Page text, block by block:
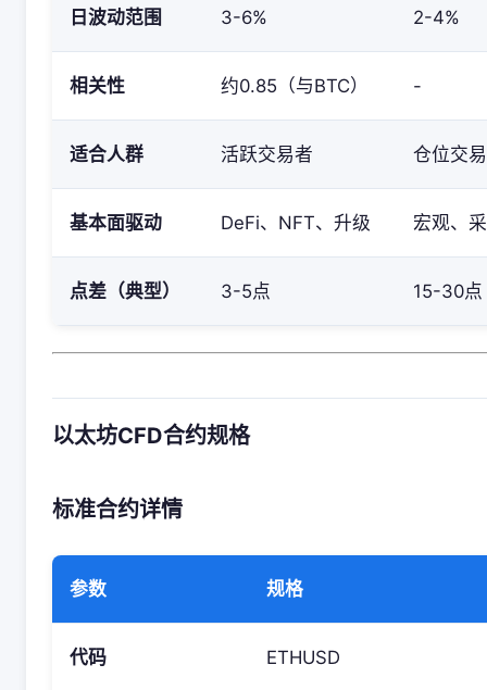
日波动范围 3-6% 2-4%
相关性 约0.85（与BTC） -
适合人群 活跃交易者 仓位交
基本面驱动 DeFi、NFT、升级 宏观、
点差（典型） 3-5点 15-30点
以太坊CFD合约规格
标准合约详情
参数 规格
代码 ETHUSD